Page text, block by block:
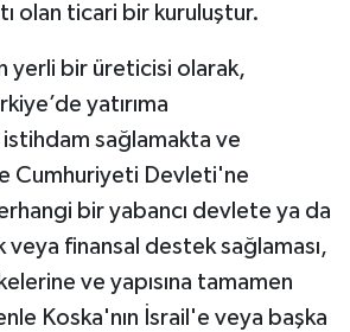
olan ticari bir kuruluştur.
yerli bir üreticisi olarak,
yatırıma
sağlamakta ve
Cumhuriyeti Devleti'ne
bir yabancı devlete ya da
veya finansal destek sağlaması,
ve yapısına tamamen
Koska'nın İsrail'e veya başka